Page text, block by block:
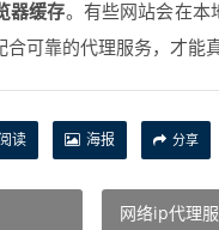
器缓存。有些网站会在本
可靠的代理服务，才能
阅读 海报 分享
网络ip代理